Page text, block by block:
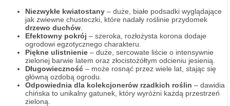
Niezwykłe kwiatostany– duże, białe podsadki wyglądające
jak zwiewne chusteczki, które nadały roślinie przydomek
drzewo duchów.
Efektowny pokrój – szeroka, rozłożysta korona dodaje
ogrodowi egzotycznego charakteru.
Piękne ulistnienie– duże, sercowate liście o intensywnie
zielonej barwie latem oraz złocistożółtym odcieniu jesienią.
Długowieczność– może rosnąć przez wiele lat, stając się
główną ozdobą ogrodu.
Odpowiednia dla kolekcjonerów rzadkich roślin – dawidia
chińska to unikalny gatunek, który wyróżni każdą przestrzeń
zieloną.